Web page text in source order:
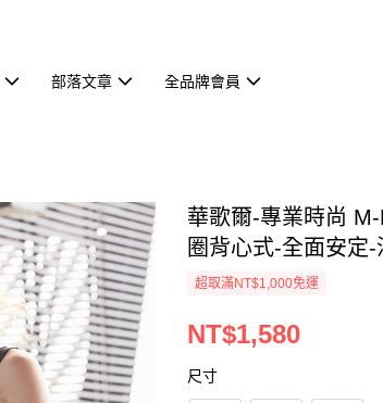
部落文章 全品牌會員
華歌爾-專業時尚
圈背心式-全面安定
超取滿NT$1,000免運
NT$1,580
尺寸